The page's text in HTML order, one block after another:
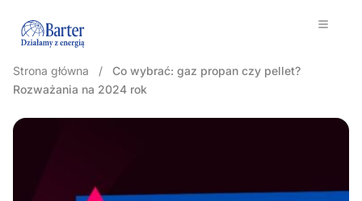
Strona główna /
Co wybrać: gaz propan czy pellet?
Rozważania na 2024 rok